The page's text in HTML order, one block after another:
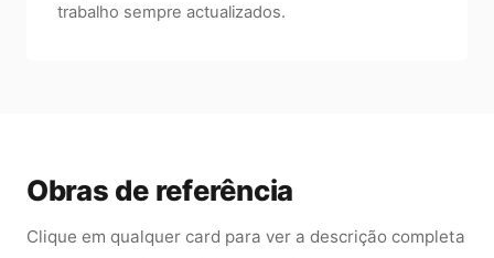
trabalho sempre actualizados.
Obras de referência
Clique em qualquer card para ver a descrição completa